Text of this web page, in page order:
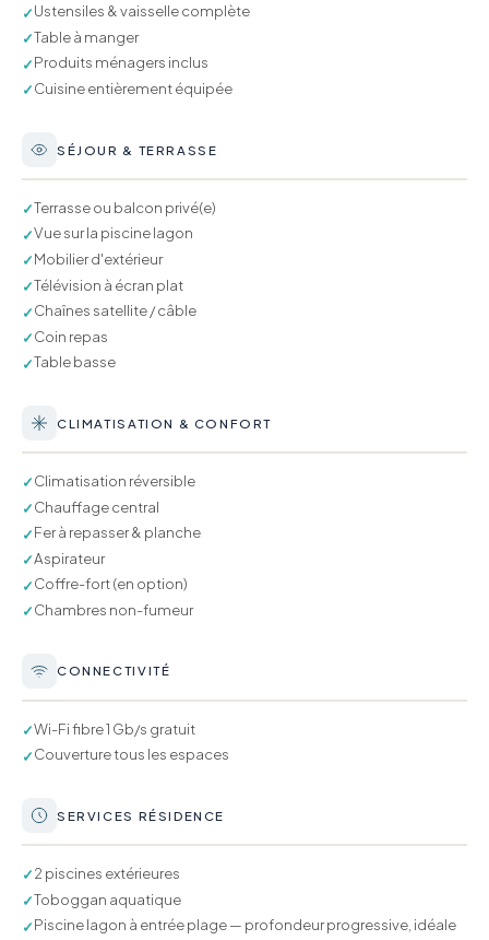
✓Ustensiles & vaisselle complète
✓Table à manger
✓Produits ménagers inclus
✓Cuisine entièrement équipée
SÉJOUR & TERRASSE
✓Terrasse ou balcon privé(e)
✓Vue sur la piscine lagon
✓Mobilier d'extérieur
✓Télévision à écran plat
✓Chaînes satellite / câble
✓Coin repas
✓Table basse
CLIMATISATION & CONFORT
✓Climatisation réversible
✓Chauffage central
✓Fer à repasser & planche
✓Aspirateur
✓Coffre-fort (en option)
✓Chambres non-fumeur
CONNECTIVITÉ
✓Wi-Fi fibre 1 Gb/s gratuit
✓Couverture tous les espaces
SERVICES RÉSIDENCE
✓2 piscines extérieures
✓Toboggan aquatique
✓Piscine lagon à entrée plage — profondeur progressive, idéale